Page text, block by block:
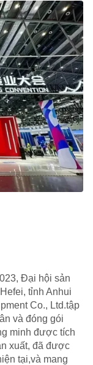
Đại hội sản
tỉnh Anhui
Co., Ltd.tập
và đóng gói
minh được tích
xuất, đã được
tại,và mang